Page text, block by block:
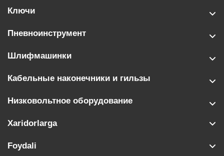
Ключи
Пневноинструмент
Шлифмашинки
Кабельные наконечники и гильзы
Низковольтное оборудование
Xaridorlarga
Foydali